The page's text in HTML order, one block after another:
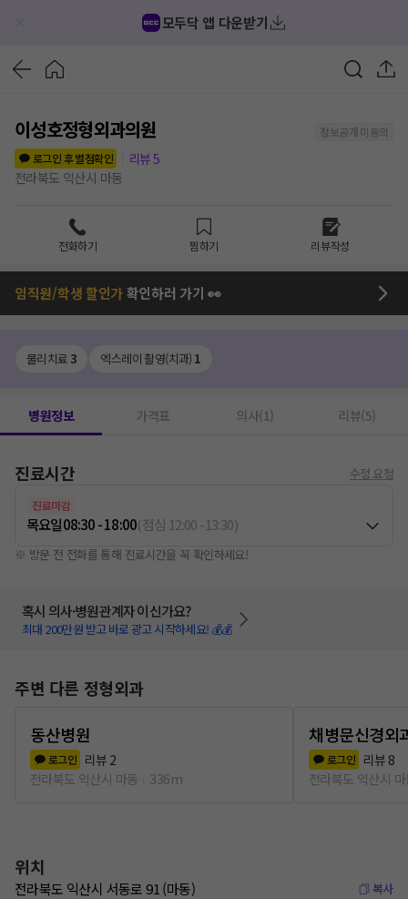
모두닥 앱 다운받기
이성호정형외과의원
정보공개 미동의
로그인 후 별점확인
리뷰5
전라북도 익산시 마동
전화하기 찜하기 리뷰작성
임직원/학생 할인가확인하러 가기 👀
물리치료3 엑스레이 촬영(치과) 1
병원정보 가격표 의사(1) 리뷰(5)
진료시간 수정 요청
진료마감
목요일08:30 - 18:00(점심 12:00-13:30)
※ 방문 전 전화를 통해 진료시간을 꼭 확인하세요!
혹시 의사·병원관계자 이신가요?
최대 200만원 받고 바로 광고 시작하세요! 💰💰
주변 다른 정형외과
동산병원
로그인 리뷰 2
전라북도 익산시 마동
336m
채병문신경외
로그인 리뷰 8
전라북도 익산시
위치
전라북도 익산시 서동로 91 (마동) 복사